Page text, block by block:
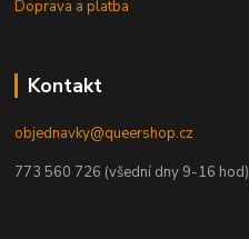
Doprava a platba
Kontakt
objednavky@queershop.cz
773 560 726 (všední dny 9-16 hod)